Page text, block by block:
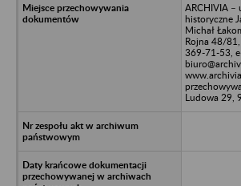
ARCHIVIA –
historyczne
Michał
Rojna 48/
369-71-53,
Ludowa 29,